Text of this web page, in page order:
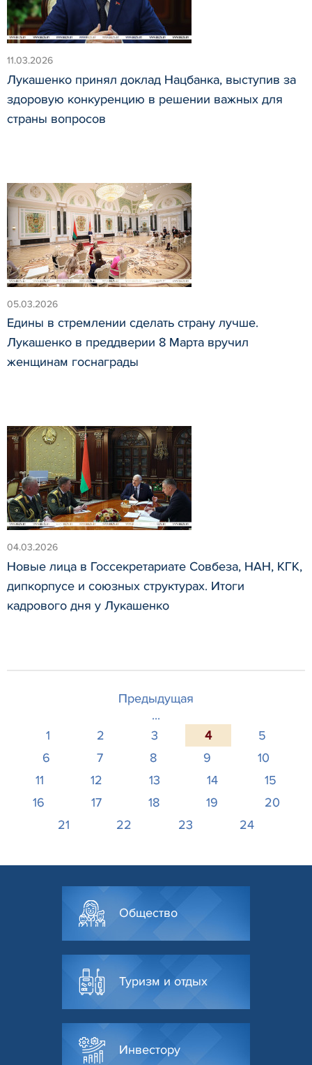
11.03.2026
Лукашенко принял доклад Нацбанка, выступив за
здоровую конкуренцию в решении важных для
страны вопросов
05.03.2026
Едины в стремлении сделать страну лучше.
Лукашенко в преддверии 8 Марта вручил
женщинам госнаграды
04.03.2026
Новые лица в Госсекретариате Совбеза, НАН, КГК,
дипкорпусе и союзных структурах. Итоги
кадрового дня у Лукашенко
Предыдущая
...
1
2 3 4
5
6
7 8 9
10
11
12 13 14
15
16
17 18 19
20
21
22 23 24
Общество
Туризм и отдых
Инвестору